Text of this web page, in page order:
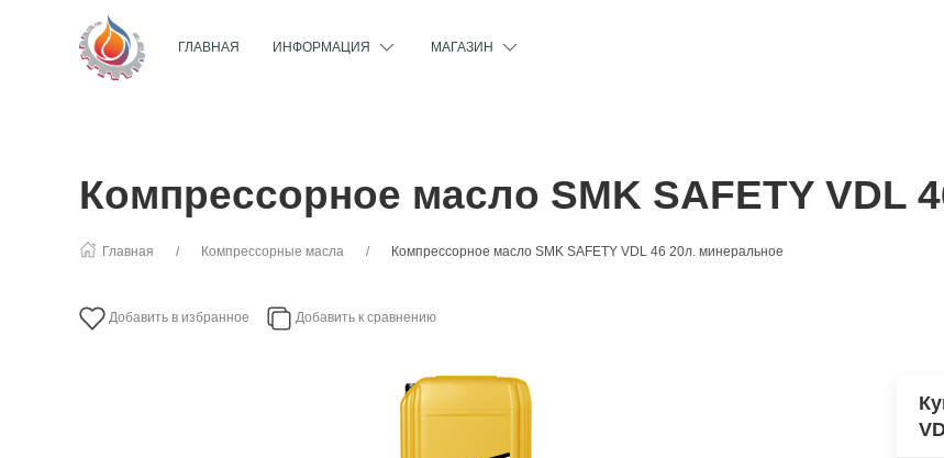
ГЛАВНАЯ ИНФОРМАЦИЯ МАГАЗИН
Компрессорное масло SMK SAFETY VDL
Главная Компрессорные масла Компрессорное масло SMK SAFETY VDL 46 20л. минеральное
Добавить в избранное Добавить к сравнению